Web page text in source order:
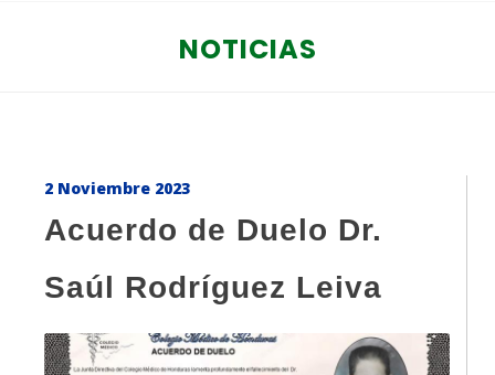
NOTICIAS
2 Noviembre 2023
Acuerdo de Duelo Dr.
Saúl Rodríguez Leiva